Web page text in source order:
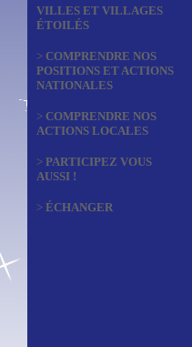
VILLES ET VILLAGES
ÉTOILÉS
> COMPRENDRE NOS
POSITIONS ET ACTIONS
NATIONALES
> COMPRENDRE NOS
ACTIONS LOCALES
> PARTICIPEZ VOUS
AUSSI !
> ÉCHANGER